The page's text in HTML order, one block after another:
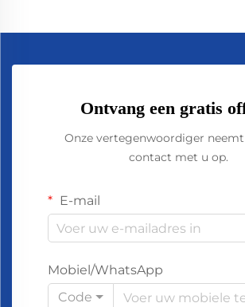
Ontvang een gratis
Onze vertegenwoordiger
contact met u op.
E-mail
Mobiel/WhatsApp
Code